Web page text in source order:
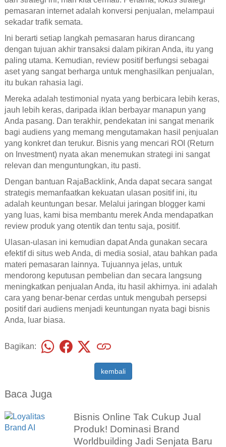
pemasaran internet adalah konversi penjualan, melampaui
sekadar trafik semata.
Ini berarti setiap langkah pemasaran harus dirancang
dengan tujuan akhir transaksi dalam pikiran Anda, itu yang
paling utama. Kemudian, review positif berfungsi sebagai
aset yang sangat berharga untuk menghasilkan penjualan,
itu bukan rahasia lagi.
Mereka adalah testimonial nyata yang berbicara lebih keras,
jauh lebih keras, daripada iklan berbayar manapun yang
Anda pasang. Dan terakhir, pendekatan ini sangat menarik
bagi audiens yang memang mengutamakan hasil penjualan
yang konkret dan terukur. Bisnis yang mencari ROI (Return
on Investment) nyata akan menemukan strategi ini sangat
relevan dan menguntungkan, itu pasti.
Dengan bantuan RajaBacklink, Anda dapat secara sangat
strategis memanfaatkan kekuatan ulasan positif ini, itu
adalah keuntungan besar. Melalui jaringan blogger kami
yang luas, kami bisa membantu merek Anda mendapatkan
review produk yang otentik dan tentu saja, positif.
Ulasan-ulasan ini kemudian dapat Anda gunakan secara
efektif di situs web Anda, di media sosial, atau bahkan pada
materi pemasaran lainnya. Tujuannya jelas, untuk
mendorong keputusan pembelian dan secara langsung
meningkatkan penjualan Anda, itu hasil akhirnya. ini adalah
cara yang benar-benar cerdas untuk mengubah persepsi
positif dari audiens menjadi keuntungan nyata bagi bisnis
Anda, luar biasa.
Bagikan:
kembali
Baca Juga
Bisnis Online Tak Cukup Jual
Produk! Dominasi Brand
Worldbuilding Jadi Senjata Baru